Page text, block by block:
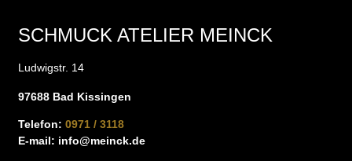
SCHMUCK ATELIER MEINCK
Ludwigstr. 14
97688 Bad Kissingen
Telefon: 0971 / 3118
E-mail: info@meinck.de